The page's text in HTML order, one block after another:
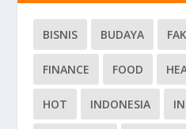
BISNIS BUDAYA
FINANCE FOOD
HOT INDONESIA